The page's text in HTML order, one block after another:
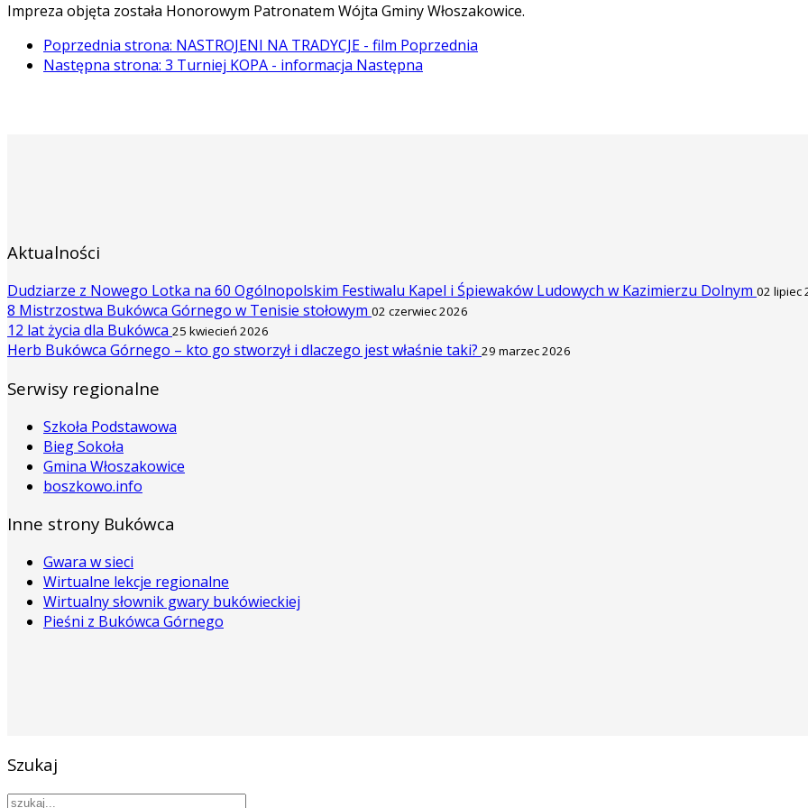
Impreza objęta została Honorowym Patronatem Wójta Gminy Włoszakowice.
Poprzednia strona: NASTROJENI NA TRADYCJE - film Poprzednia
Następna strona: 3 Turniej KOPA - informacja Następna
Aktualności
Dudziarze z Nowego Lotka na 60 Ogólnopolskim Festiwalu Kapel i Śpiewaków Ludowych w Kazimierzu Dolnym 02 lipiec
8 Mistrzostwa Bukówca Górnego w Tenisie stołowym 02 czerwiec 2026
12 lat życia dla Bukówca 25 kwiecień 2026
Herb Bukówca Górnego – kto go stworzył i dlaczego jest właśnie taki? 29 marzec 2026
Serwisy regionalne
Szkoła Podstawowa
Bieg Sokoła
Gmina Włoszakowice
boszkowo.info
Inne strony Bukówca
Gwara w sieci
Wirtualne lekcje regionalne
Wirtualny słownik gwary bukówieckiej
Pieśni z Bukówca Górnego
Szukaj